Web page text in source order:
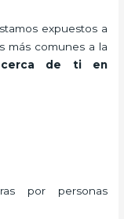
expuestos a
más comunes a la
cerca de ti en
por personas